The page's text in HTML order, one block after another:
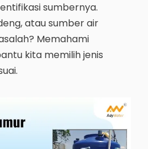
sumbernya.
atau sumber air
Memahami
kita memilih jenis